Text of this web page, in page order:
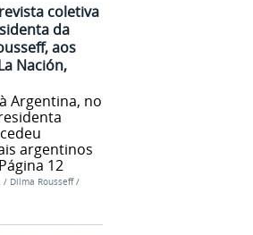
coletiva
da
aos
Nación,
Argentina, no
argentinos
12
/ Dilma Rousseff /